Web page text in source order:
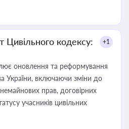
Цивільного кодексу:
+1
оновлення та реформування
України, включаючи зміни до
прав, договірних
учасників цивільних